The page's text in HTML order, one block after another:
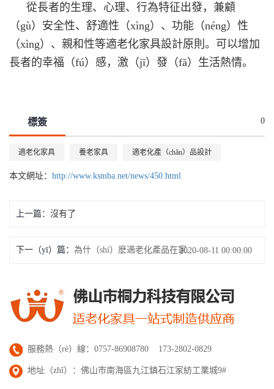
從長者的生理、心理、行為特征出發，兼顧
（gù）安全性、舒適性（xìng）、功能（néng）性
（xìng）、親和性等適老化家具設計原則。可以增加
長者的幸福（fú）感，激（jī）發（fā）生活熱情。
標簽 0
適老化家具 養老家具 適老化產（chǎn）品設計
本文網址： http://www.ksmba.net/news/450.html
上一篇： 沒有了
下一（yī）篇： 為什（shí）麽適老化產品在家居市場很少見？
2020-08-11 00:00:00
服務熱（rè）線：0757-86908780 173-2802-0829
地址（zhǐ）：佛山市南海區九江鎮石江家紡工業城9#